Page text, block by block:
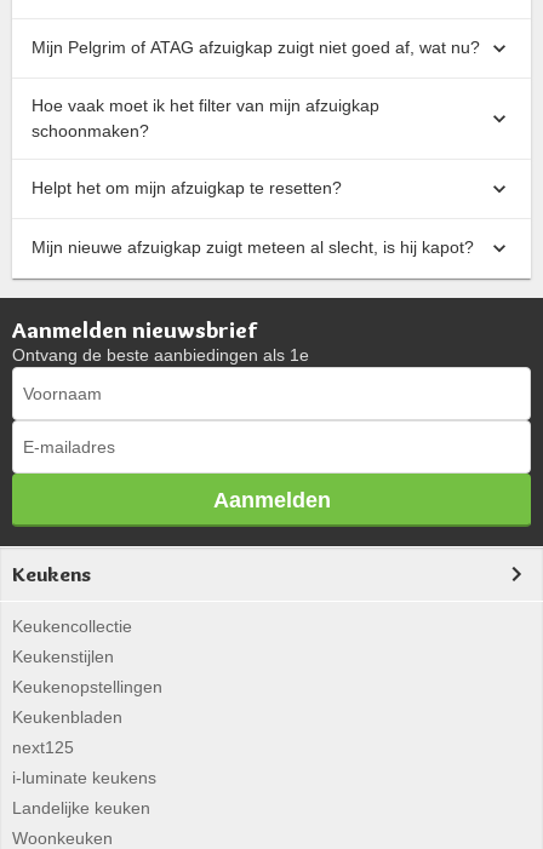
Mijn Pelgrim of ATAG afzuigkap zuigt niet goed af, wat nu?
Hoe vaak moet ik het filter van mijn afzuigkap
schoonmaken?
Helpt het om mijn afzuigkap te resetten?
Mijn nieuwe afzuigkap zuigt meteen al slecht, is hij kapot?
Aanmelden nieuwsbrief
Ontvang de beste aanbiedingen als 1e
Aanmelden
Keukens
Keukencollectie
Keukenstijlen
Keukenopstellingen
Keukenbladen
next125
i-luminate keukens
Landelijke keuken
Woonkeuken